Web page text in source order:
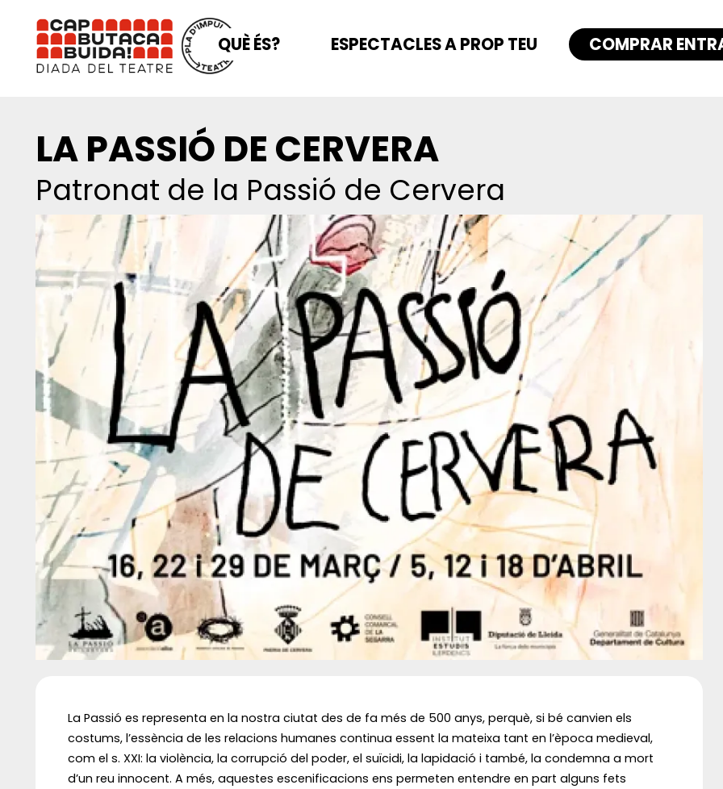
QUÈ ÉS? ESPECTACLES A PROP TEU COMPRAR
LA PASSIÓ DE CERVERA
Patronat de la Passió de Cervera
La Passió es representa en la nostra ciutat des de fa més de 500 anys, perquè, si bé canvien els
costums, l’essència de les relacions humanes continua essent la mateixa tant en l’època medieval,
com el s. XXI: la violència, la corrupció del poder, el suïcidi, la lapidació i també, la condemna a mort
d’un reu innocent. A més, aquestes escenificacions ens permeten entendre en part alguns fets